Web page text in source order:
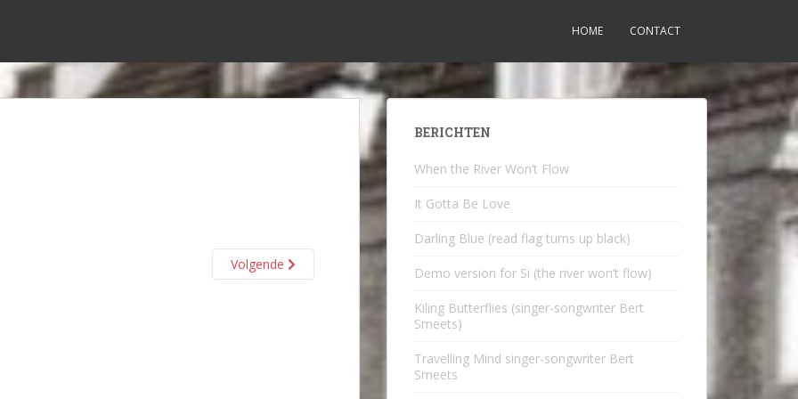
HOME CONTACT
Volgende
BERICHTEN
When the River Won’t Flow
It Gotta Be Love
Darling Blue (read flag turns up black)
Demo version for Si (the river won’t flow)
Kiling Butterflies (singer-songwriter Bert
Smeets)
Travelling Mind singer-songwriter Bert
Smeets